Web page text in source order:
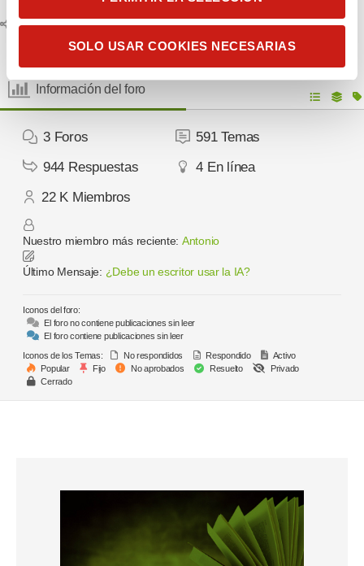
i
e
n
t
SOLO USAR COOKIES NECESARIAS
Compartir:
Información del foro
3 Foros 591 Temas
944 Respuestas 4 En línea
22 K Miembros
Nuestro miembro más reciente: Antonio
Último Mensaje: ¿Debe un escritor usar la IA?
Iconos del foro:
El foro no contiene publicaciones sin leer
El foro contiene publicaciones sin leer
Iconos de los Temas:
No respondidos Respondido
Activo
Popular
Fijo No aprobados Resuelto
Privado
Cerrado